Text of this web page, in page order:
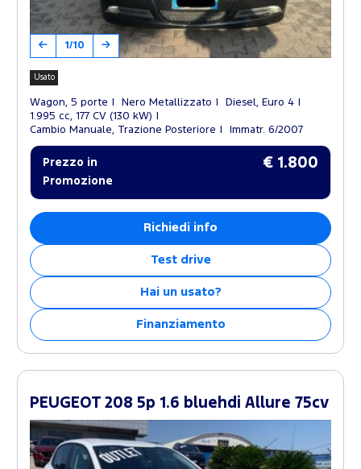
1/10
Usato
Wagon, 5 porte Nero Metallizzato
Diesel, Euro 4
1.995 cc, 177 CV (130 kW)
Cambio Manuale, Trazione Posteriore
Immatr. 6/2007
Prezzo in
Promozione
€ 1.800
Richiedi info
Test drive
Hai un usato?
Finanziamento
PEUGEOT 208 5p 1.6 bluehdi Allure 75cv